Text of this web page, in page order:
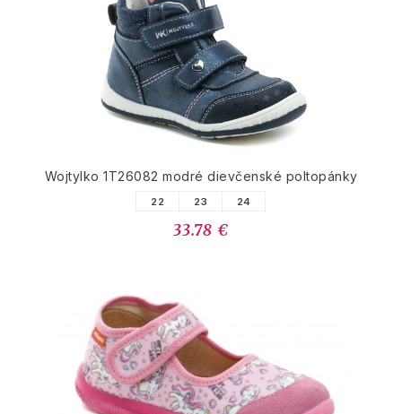
Wojtylko 1T26082 modré dievčenské poltopánky
22 23 24
33.78 €